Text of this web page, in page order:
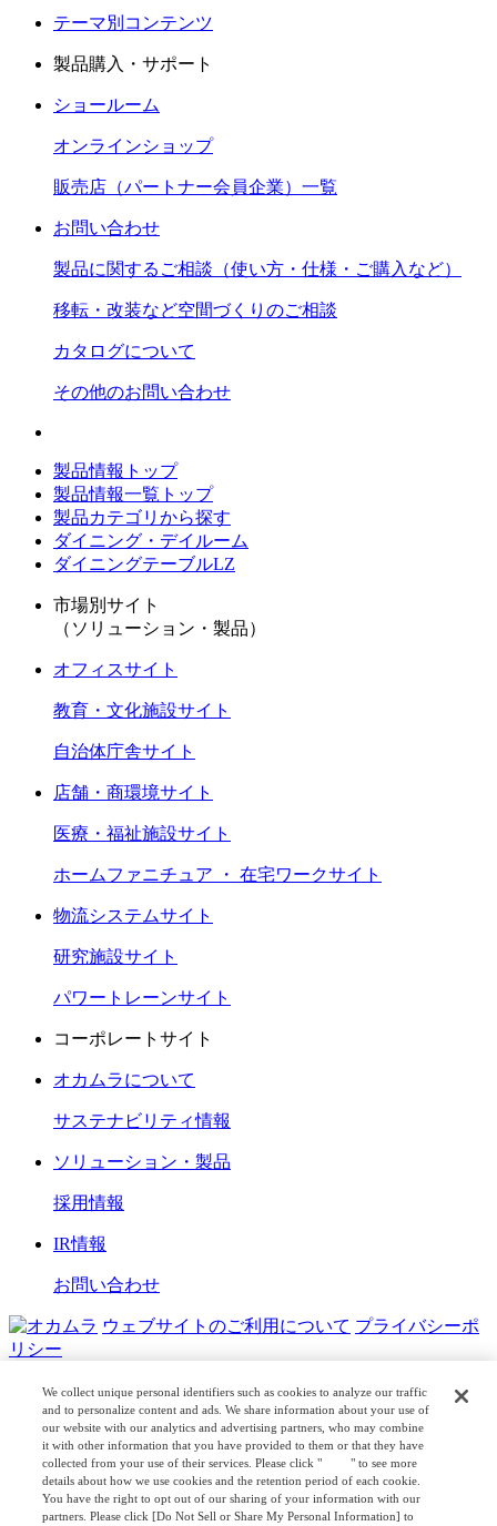
テーマ別コンテンツ
製品購入・サポート
ショールーム
オンラインショップ
販売店（パートナー会員企業）一覧
お問い合わせ
製品に関するご相談（使い方・仕様・ご購入など）
移転・改装など空間づくりのご相談
カタログについて
その他のお問い合わせ
製品情報トップ
製品情報一覧トップ
製品カテゴリから探す
ダイニング・デイルーム
ダイニングテーブルLZ
市場別サイト
（ソリューション・製品）
オフィスサイト
教育・文化施設サイト
自治体庁舎サイト
店舗・商環境サイト
医療・福祉施設サイト
ホームファニチュア ・ 在宅ワークサイト
物流システムサイト
研究施設サイト
パワートレーンサイト
コーポレートサイト
オカムラについて
サステナビリティ情報
ソリューション・製品
採用情報
IR情報
お問い合わせ
ウェブサイトのご利用について プライバシーポ
リシー
COPYRIGHT © OKAMURA CORPORATION. ALL RIGHTS
RESERVED.
日本公式 企業広報
We collect unique personal identifiers such as cookies to analyze our traffic
and to personalize content and ads. We share information about your use of
our website with our analytics and advertising partners, who may combine
it with other information that you have provided to them or that they have
collected from your use of their services. Please click "
here" to see more
details about how we use cookies and the retention period of each cookie.
You have the right to opt out of our sharing of your information with our
partners. Please click [Do Not Sell or Share My Personal Information] to